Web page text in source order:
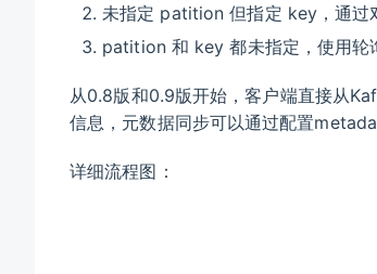
未指定 patition 但指定 key，通过
patition 和 key 都未指定，使用轮
从0.8版和0.9版开始，客户端直接从
信息，元数据同步可以通过配置
详细流程图：